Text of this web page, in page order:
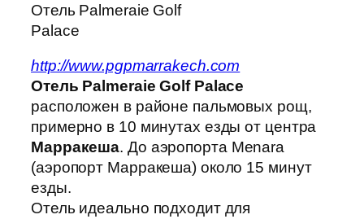
Отель Palmeraie Golf
Palace
http://www.pgpmarrakech.com
Отель Palmeraie Golf Palace
расположен в районе пальмовых рощ,
примерно в 10 минутах езды от центра
Марракеша. До аэропорта Menara
(аэропорт Марракеша) около 15 минут
езды.
Отель идеально подходит для